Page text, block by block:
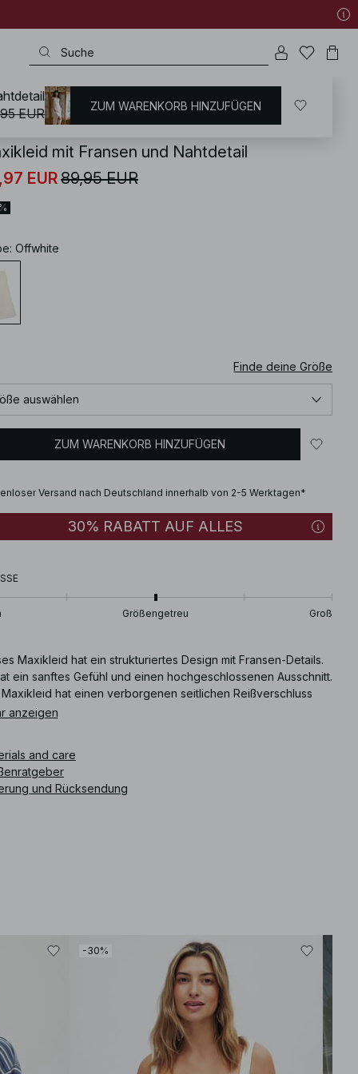
/ Urlaubskleidung / Sommerkleider / Sommer Maxikleider
mit Fransen und Nahtdetail
EUR89,95 EUR
: Offwhite
Finde deine Größe
auswählen
ZUM WARENKORB HINZUFÜGEN
Versand nach Deutschland innerhalb von 2-5 Werktagen*
30% RABATT AUF ALLES
Größengetreu Groß
Maxikleid hat ein strukturiertes Design mit Fransen-Details.
ein sanftes Gefühl und einen hochgeschlossenen Ausschnitt.
Maxikleid hat einen verborgenen seitlichen Reißverschluss
Futter. Dieses Maxikleid ist in off-white erhältlich.
anzeigen
and care
und Rücksendung
-30%
EUR ZUM WARENKORB HINZUFÜGEN